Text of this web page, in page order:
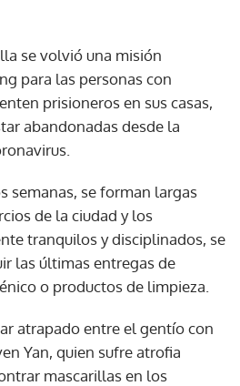
se volvió una misión
para las personas con
prisioneros en sus casas,
abandonadas desde la
semanas, se forman largas
de la ciudad y los
tranquilos y disciplinados, se
las últimas entregas de
o productos de limpieza.
atrapado entre el gentío con
Yan, quien sufre atrofia
mascarillas en los